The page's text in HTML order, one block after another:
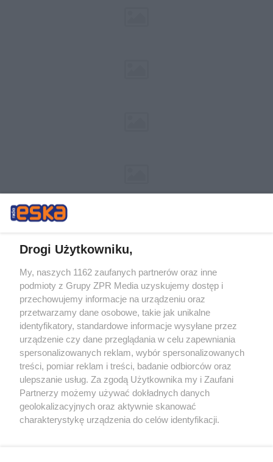
Żaden utwór zamieszczony w serwisie nie może być powielany i
rozpowszechniany lub dalej rozpowszechniany w jakikolwiek sposób (w
tym także elektroniczny lub mechaniczny) na jakimkolwiek polu
eksploatacji w jakiejkolwiek formie, włącznie z umieszczaniem w
Internecie bez pisemnej zgody właściciela praw. Jakiekolwiek użycie lub
wykorzystanie utworów w całości lub w części z naruszeniem prawa,
tzn. bez właściwej zgody, jest zabronione pod groźbą kary i może być
ścigane prawnie.
Drogi Użytkowniku,
My, naszych 1162 zaufanych partnerów oraz inne
podmioty z Grupy ZPR Media uzyskujemy dostęp i
przechowujemy informacje na urządzeniu oraz
przetwarzamy dane osobowe, takie jak unikalne
identyfikatory, standardowe informacje wysyłane przez
urządzenie czy dane przeglądania w celu zapewniania
spersonalizowanych reklam, wybór spersonalizowanych
treści, pomiar reklam i treści, badanie odbiorców oraz
ulepszanie usług. Za zgodą Użytkownika my i Zaufani
Partnerzy możemy używać dokładnych danych
geolokalizacyjnych oraz aktywnie skanować
charakterystykę urządzenia do celów identyfikacji.